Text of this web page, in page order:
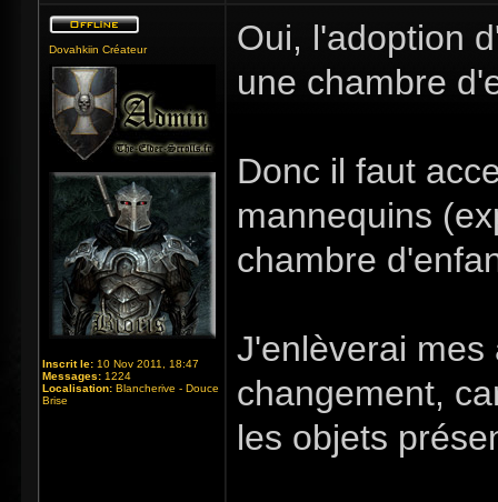
Dovahkiin Créateur
Inscrit le: 10 Nov 2011, 18:47
Messages: 1224
Localisation: Blancherive - Douce
Brise
Oui, l'adoption
une chambre
Donc il faut
mannequins
chambre
J'enlèverai
changement,
les objets